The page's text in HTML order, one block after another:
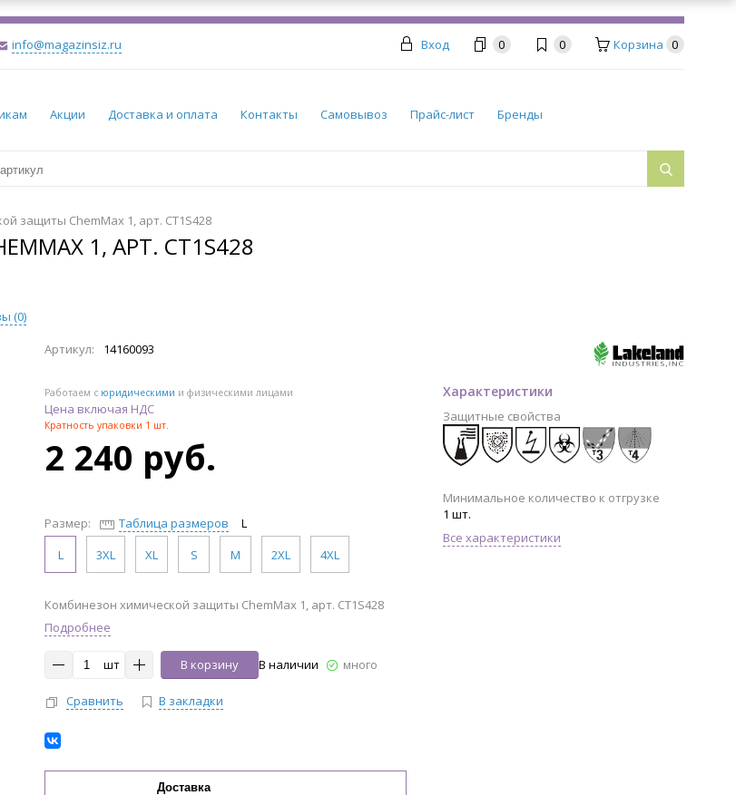
info@magazinsiz.ru Вход 0 0 Корзина 0
Акции Доставка и оплата Контакты Самовывоз Прайс-лист Бренды
защиты ChemMax 1, арт. CT1S428
1, АРТ. CT1S428
(0)
Артикул: 14160093
Работаем с юридическими и физическими лицами
Цена включая НДС
Кратность упаковки 1 шт.
2 240 руб.
Размер: Таблица размеров
L
L
3XL XL S M 2XL 4XL
Характеристики
Защитные свойства
Минимальное количество к отгрузке
1 шт.
Все характеристики
Комбинезон химической защиты ChemMax 1, арт. CT1S428
Подробнее
шт В корзину В наличии много
Сравнить В закладки
Доставка